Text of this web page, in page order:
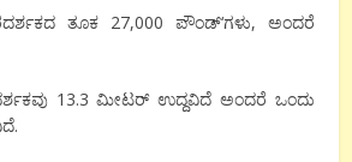
ತೂಕ 27,000 ಪೌಂಡ್‘ಗಳು, ಅಂದರೆ
13.3 ಮೀಟರ್ ಉದ್ದವಿದೆ ಅಂದರೆ ಒಂದು
.